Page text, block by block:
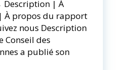
Description | À
À propos du rapport
nous Description
Conseil des
a publié son